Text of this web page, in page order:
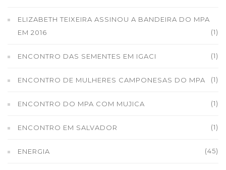
ELIZABETH TEIXEIRA ASSINOU A BANDEIRA DO MPA
EM 2016
(1)
ENCONTRO DAS SEMENTES EM IGACI (1)
ENCONTRO DE MULHERES CAMPONESAS DO MPA (1)
ENCONTRO DO MPA COM MUJICA (1)
ENCONTRO EM SALVADOR (1)
ENERGIA (45)